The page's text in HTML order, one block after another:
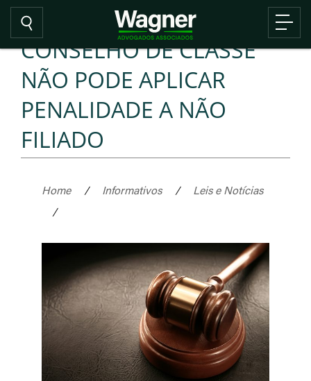
CONSELHO DE CLASSE
NÃO PODE APLICAR
PENALIDADE A NÃO
FILIADO
Home / Informativos /
Leis e Notícias
/